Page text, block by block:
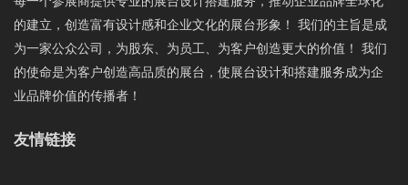
的建立，创造富有设计感和企业文化的展台形象！ 我们的主旨是成
为一家公众公司，为股东、为员工、为客户创造更大的价值！ 我们
的使命是为客户创造高品质的展台，使展台设计和搭建服务成为企
业品牌价值的传播者！
友情链接